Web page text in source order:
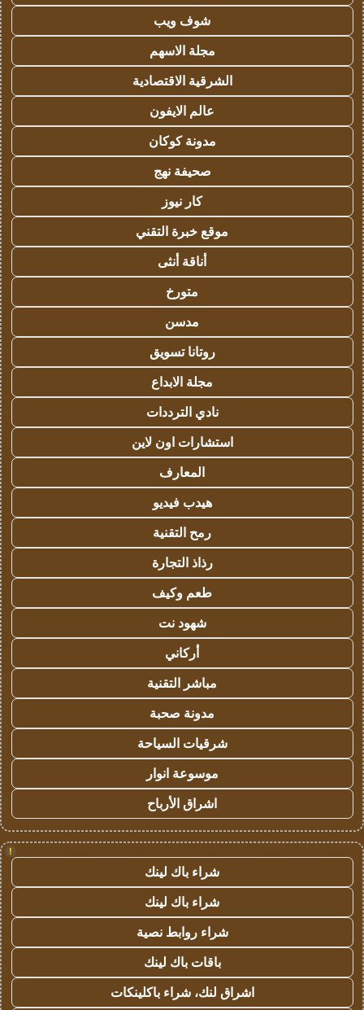
شوف ويب
مجلة الاسهم
الشرقية الاقتصادية
عالم الايفون
مدونة كوكان
صحيفة نهج
كار نيوز
موقع خبرة التقني
أناقة أنثى
متورخ
مدسن
روتانا تسويق
مجلة الابداع
نادي الترددات
استشارات اون لاين
المعارف
هيدب فيديو
رمح التقنية
رذاذ التجارة
طعم وكيف
شهود نت
أركاني
مباشر التقنية
مدونة صحبة
شرقيات السياحة
موسوعة انوار
اشراق الأرباح
!
شراء باك لينك
شراء باك لينك
شراء روابط نصية
باقات باك لينك
اشراق لنك، شراء باكلينكات